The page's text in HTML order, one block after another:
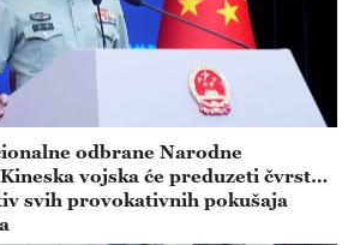
odbrane Narodne
vojska će preduzeti čvrste
svih provokativnih pokušaja